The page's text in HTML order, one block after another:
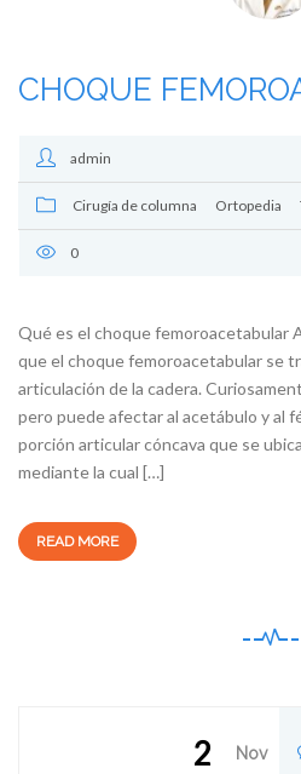
CHOQUE
admin
Cirugía de columna Ortopedia
0
Qué es el choque femoroacetabular
que el choque femoroacetabular se
articulación de la cadera.
pero puede afectar al acetábulo y al
porción articular cóncava que se
mediante la cual […]
READ MORE
2 Nov